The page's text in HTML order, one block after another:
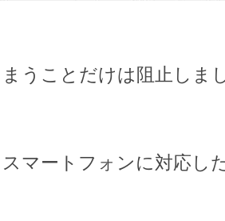
うことだけは阻止しま
マートフォンに対応し